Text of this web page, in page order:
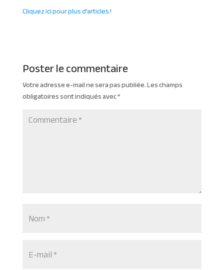
Cliquez ici pour plus d’articles !
Poster le commentaire
Votre adresse e-mail ne sera pas publiée.Les champs
obligatoires sont indiqués avec*